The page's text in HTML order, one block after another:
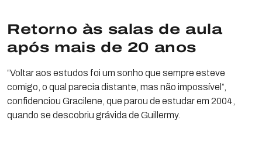
Retorno às salas de aula
após mais de 20 anos
“Voltar aos estudos foi um sonho que sempre esteve
comigo, o qual parecia distante, mas não impossível”,
confidenciou Gracilene, que parou de estudar em 2004,
quando se descobriu grávida de Guillermy.